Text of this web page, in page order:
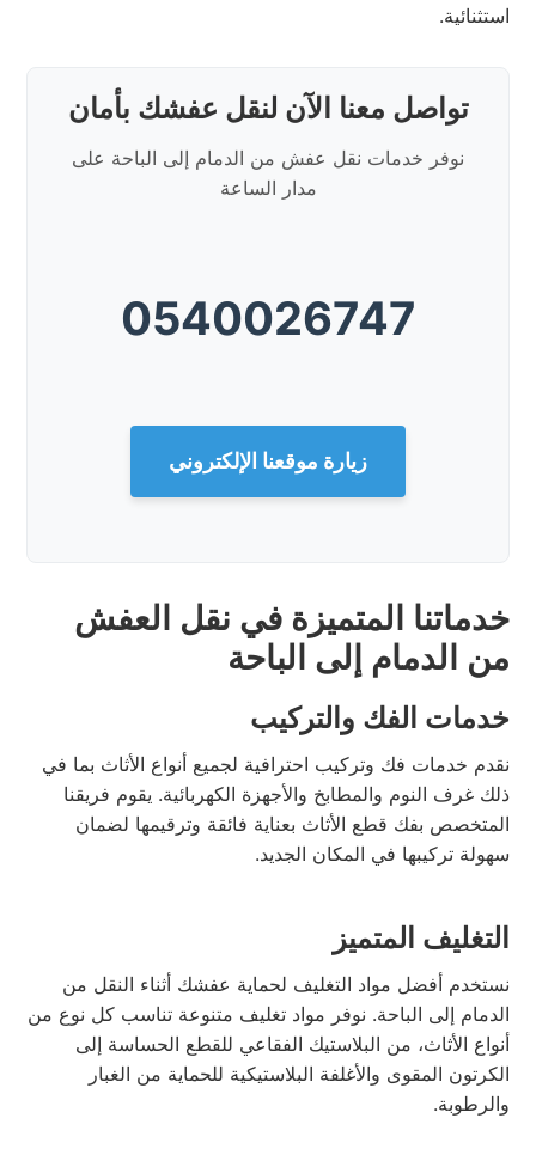
استثنائية.
تواصل معنا الآن لنقل عفشك بأمان
نوفر خدمات نقل عفش من الدمام إلى الباحة على
مدار الساعة
0540026747
زيارة موقعنا الإلكتروني
خدماتنا المتميزة في نقل العفش
من الدمام إلى الباحة
خدمات الفك والتركيب
نقدم خدمات فك وتركيب احترافية لجميع أنواع الأثاث بما في
ذلك غرف النوم والمطابخ والأجهزة الكهربائية. يقوم فريقنا
المتخصص بفك قطع الأثاث بعناية فائقة وترقيمها لضمان
سهولة تركيبها في المكان الجديد.
التغليف المتميز
نستخدم أفضل مواد التغليف لحماية عفشك أثناء النقل من
الدمام إلى الباحة. نوفر مواد تغليف متنوعة تناسب كل نوع من
أنواع الأثاث، من البلاستيك الفقاعي للقطع الحساسة إلى
الكرتون المقوى والأغلفة البلاستيكية للحماية من الغبار
والرطوبة.